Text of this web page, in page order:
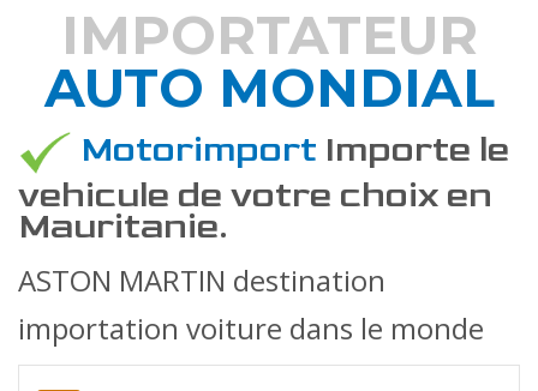
DÉCOUVREZ COMMENT
IMPORTATEUR
AUTO MONDIAL
Motorimport Importe le
vehicule de votre choix en
Mauritanie.
ASTON MARTIN destination
importation voiture dans le monde